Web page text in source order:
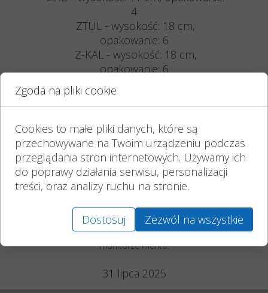
4
ZTUL - wysokość: 18 cm,
opakowanie: 6
Z-KAL - wysokość: 18 cm,
opakowanie: 6
ZBR - wysokość: 14 cm,
opakowanie: 4
ZST - wysokość: 13 cm, opakowanie:
9
Czas wypalania podany jest w przybliżeniu,
uzależniony jest od panujących warunków
atmosferycznych oraz wielkości zastosowanego
wkładu.
zacienionym pomieszczeniu.
Różnice kolorystyczne mogą wynikać z
indywidualnych ustawień i kalibracji kolorów na
monitorze klienta.
31 lipca 2025
Zgoda na pliki cookie
Cookies to małe pliki danych, które są
przechowywane na Twoim urządzeniu podczas
przeglądania stron internetowych. Używamy ich
do poprawy działania serwisu, personalizacji
treści, oraz analizy ruchu na stronie.
Dostosuj Zezwól na wszystkie